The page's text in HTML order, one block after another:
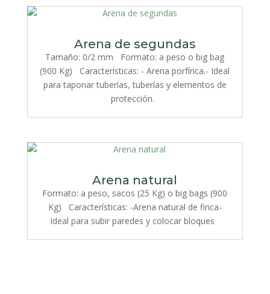
Arena de segundas
Tamaño: 0/2 mm Formato: a peso o big bag
(900 Kg) Características: - Arena porfírica.- Ideal
para taponar tuberías, tuberías y elementos de
protección.
Arena natural
Formato: a peso, sacos (25 Kg) o big bags (900
Kg) Características: -Arena natural de finca-
Ideal para subir paredes y colocar bloques